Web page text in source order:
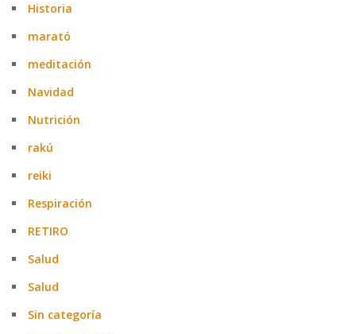
Historia
marató
meditación
Navidad
Nutrición
rakú
reiki
Respiración
RETIRO
Salud
Salud
Sin categoría